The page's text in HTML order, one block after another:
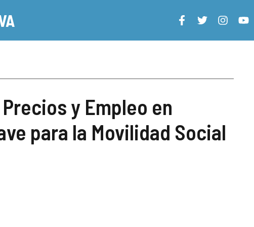
y Empleo en
para la Movilidad Social